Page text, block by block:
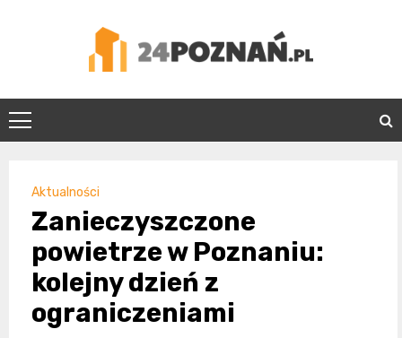
24Poznań.pl
Aktualności
Zanieczyszczone
powietrze w Poznaniu:
kolejny dzień z
ograniczeniami